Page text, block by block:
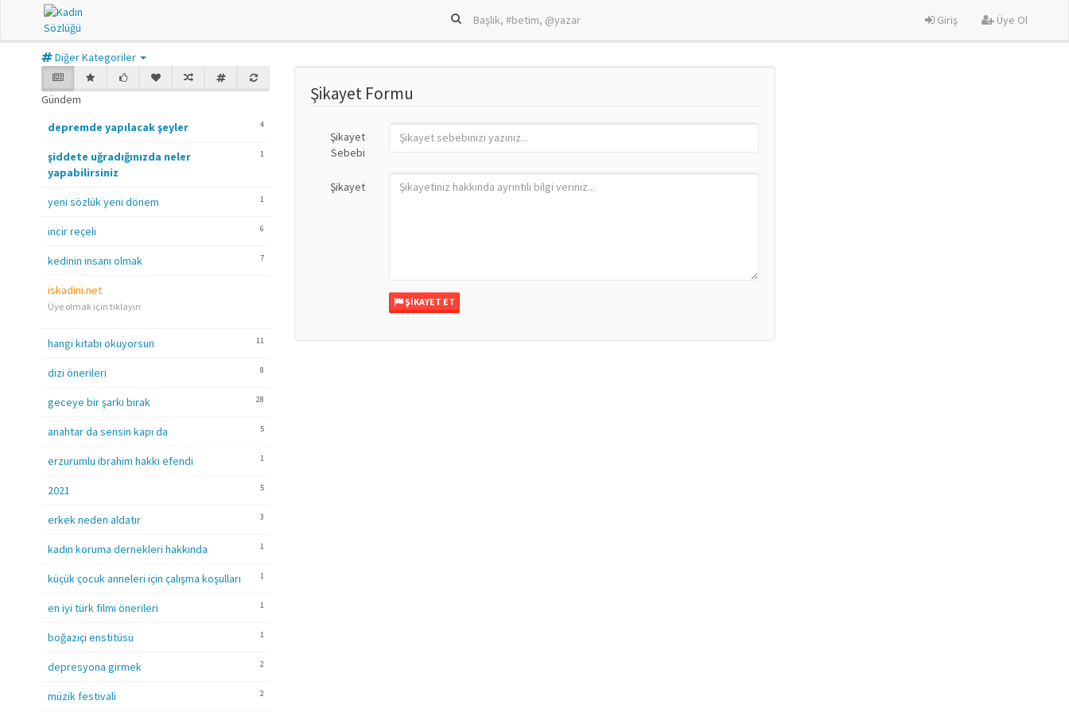
Giriş Üye Ol
Diğer Kategoriler
Gündem
4
depremde yapılacak şeyler
1
şiddete uğradığınızda neler
yapabilirsiniz
1
yeni sözlük yeni dönem
6
incir reçeli
7
kedinin insanı olmak
iskadini.net
Üye olmak için tıklayın
11
hangi kitabı okuyorsun
8
dizi önerileri
28
geceye bir şarkı bırak
5
anahtar da sensin kapı da
1
erzurumlu ibrahim hakkı efendi
5
2021
3
erkek neden aldatır
1
kadın koruma dernekleri hakkında
1
küçük çocuk anneleri için çalışma koşulları
1
en iyi türk filmi önerileri
1
boğaziçi enstitüsü
2
depresyona girmek
2
müzik festivali
Şikayet Formu
Şikayet
Sebebi
Şikayet
ŞIKAYET ET